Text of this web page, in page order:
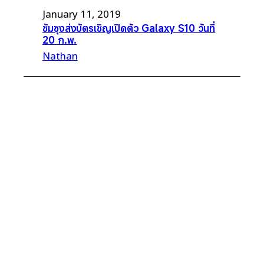
January 11, 2019
ซัมซุงส่งบัตรเชิญเปิดตัว Galaxy S10 วันที่
20 ก.พ.
Nathan